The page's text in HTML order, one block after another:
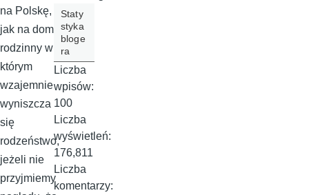
na Polskę,
jak na dom
rodzinny w
którym
wzajemnie
wyniszcza
się
rodzeństwo,
jeżeli nie
przyjmiemy
Staty
styka
bloge
ra
Liczba
wpisów:
100
Liczba
wyświetleń:
176,811
Liczba
komentarzy: